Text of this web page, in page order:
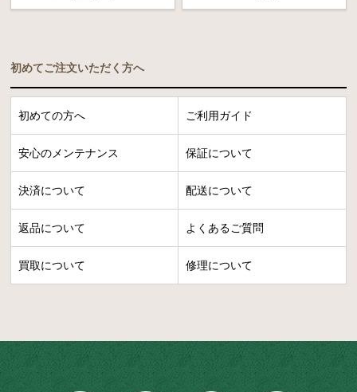
初めてご注文いただく方へ
初めての方へ ご利用ガイド
安心のメンテナンス 保証について
決済について 配送について
返品について よくあるご質問
買取について 修理について